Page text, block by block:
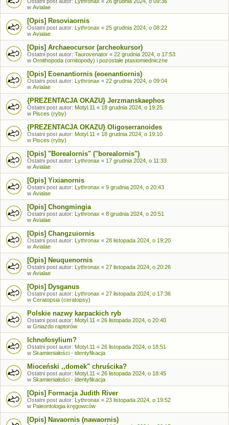
w Avialae
[Opis] Resoviaornis
Ostatni post autor: Lythronax « 25 grudnia 2024, o 08:22
w Avialae
[Opis] Archaeocursor (archeokursor)
Ostatni post autor: Taurovenator « 22 grudnia 2024, o 17:53
w Ornithopoda (ornitopody) i pozostałe ptasiomiedniczne
[Opis] Eoenantiornis (eoenantiornis)
Ostatni post autor: Lythronax « 22 grudnia 2024, o 09:04
w Avialae
{PREZENTACJA OKAZU} Jerzmanskaephos
Ostatni post autor: Motyl.11 « 18 grudnia 2024, o 19:25
w Pisces (ryby)
{PREZENTACJA OKAZU} Oligoserranoides
Ostatni post autor: Motyl.11 « 18 grudnia 2024, o 19:10
w Pisces (ryby)
[Opis] "Borealornis" ("borealornis")
Ostatni post autor: Lythronax « 17 grudnia 2024, o 11:33
w Avialae
[Opis] Yixianornis
Ostatni post autor: Lythronax « 9 grudnia 2024, o 20:43
w Avialae
[Opis] Chongmingia
Ostatni post autor: Lythronax « 8 grudnia 2024, o 20:51
w Avialae
[Opis] Changzuiornis
Ostatni post autor: Lythronax « 28 listopada 2024, o 19:20
w Avialae
[Opis] Neuquenornis
Ostatni post autor: Lythronax « 27 listopada 2024, o 20:26
w Avialae
[Opis] Dysganus
Ostatni post autor: Lythronax « 27 listopada 2024, o 17:36
w Ceratopsia (ceratopsy)
Polskie nazwy karpackich ryb
Ostatni post autor: Motyl.11 « 26 listopada 2024, o 20:40
w Gniazdo raptorów
Ichnofosylium?
Ostatni post autor: Motyl.11 « 26 listopada 2024, o 18:51
w Skamieniałości - identyfikacja
Mioceński ,,domek" chruścika?
Ostatni post autor: Motyl.11 « 26 listopada 2024, o 18:45
w Skamieniałości - identyfikacja
[Opis] Formacja Judith River
Ostatni post autor: Lythronax « 23 listopada 2024, o 19:52
w Paleontologia kręgowców
[Opis] Navaornis (nawaornis)